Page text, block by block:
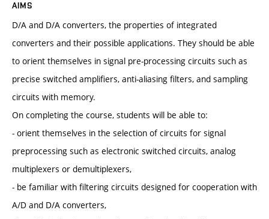
AIMS
D/A and D/A converters, the properties of integrated
converters and their possible applications. They should be able
to orient themselves in signal pre-processing circuits such as
precise switched amplifiers, anti-aliasing filters, and sampling
circuits with memory.
On completing the course, students will be able to:
- orient themselves in the selection of circuits for signal
preprocessing such as electronic switched circuits, analog
multiplexers or demultiplexers,
- be familiar with filtering circuits designed for cooperation with
A/D and D/A converters,